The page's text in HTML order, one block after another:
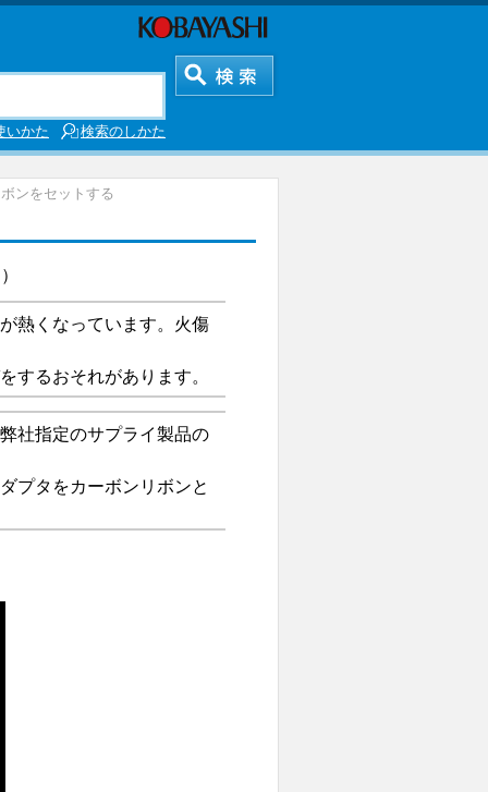
検索のしかた
いかた
ンをセットする
熱くなっています。火傷
するおそれがあります。
社指定のサプライ製品の
プタをカーボンリボンと